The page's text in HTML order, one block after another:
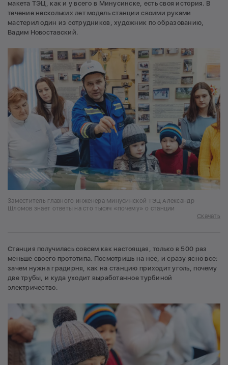
макета ТЭЦ, как и у всего в Минусинске, есть своя история. В
течение нескольких лет модель станции своими руками
мастерил один из сотрудников, художник по образованию,
Вадим Новоставский.
Заместитель главного инженера Минусинской ТЭЦ Александр
Шломов знает ответы на сто тысяч «почему» о станции
Скачать
Станция получилась совсем как настоящая, только в 500 раз
меньше своего прототипа. Посмотришь на нее, и сразу ясно все:
зачем нужна градирня, как на станцию приходит уголь, почему
две трубы, и куда уходит выработанное турбиной
электричество.